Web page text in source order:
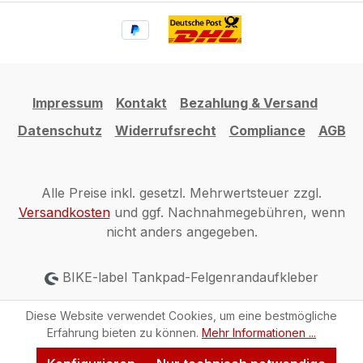
Impressum Kontakt
Bezahlung & Versand
Datenschutz
Widerrufsrecht Compliance AGB
Alle Preise inkl. gesetzl. Mehrwertsteuer zzgl.
Versandkostenund ggf. Nachnahmegebühren, wenn
nicht anders angegeben.
BIKE-label Tankpad-Felgenrandaufkleber
Diese Website verwendet Cookies, um eine bestmögliche
Erfahrung bieten zu können. Mehr Informationen ...